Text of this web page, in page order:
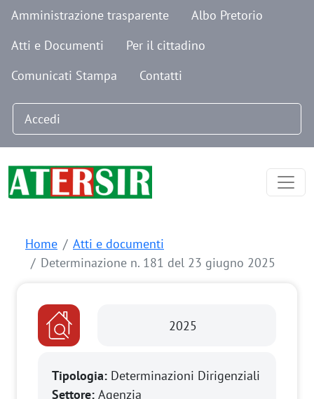
Salta al contenuto principale
Navigazione secondaria
Amministrazione trasparente
Albo Pretorio
Atti e Documenti
Per il cittadino
Comunicati Stampa
Contatti
Menu profilo utente
Accedi
Home
Atti e documenti
Determinazione n. 181 del 23 giugno 2025
2025
Tipologia: Determinazioni Dirigenziali
Settore: Agenzia